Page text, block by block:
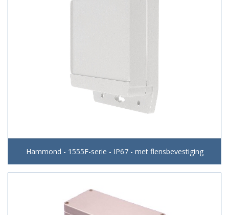
Hammond - 1555F-serie - IP67 - met flensbevestiging